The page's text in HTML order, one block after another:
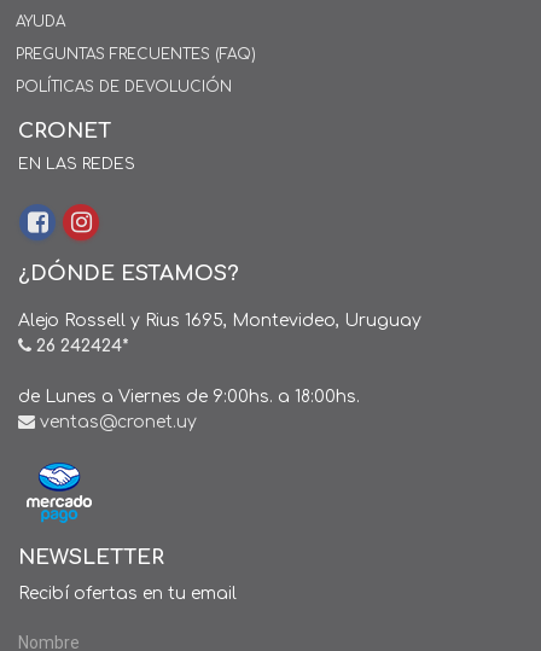
AYUDA
PREGUNTAS FRECUENTES (FAQ)
POLÍTICAS DE DEVOLUCIÓN
CRONET
EN LAS REDES
¿DÓNDE ESTAMOS?
Alejo Rossell y Rius 1695, Montevideo, Uruguay
26 242424*
de Lunes a Viernes de 9:00hs. a 18:00hs.
ventas@cronet.uy
NEWSLETTER
Recibí ofertas en tu email